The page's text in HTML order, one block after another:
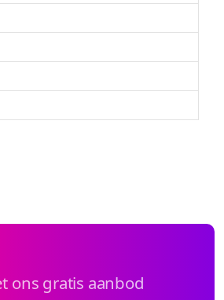
ons gratis aanbod